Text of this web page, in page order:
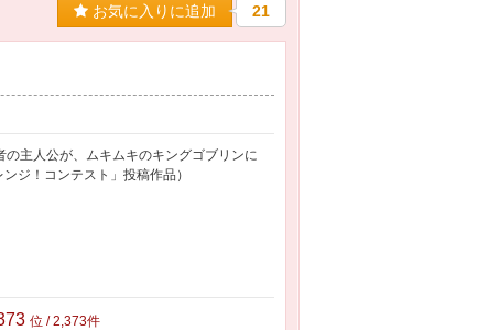
お気に入りに追加 21
の主人公が、ムキムキのキングゴブリンに
ジ！コンテスト」投稿作品）
位 / 2,373件